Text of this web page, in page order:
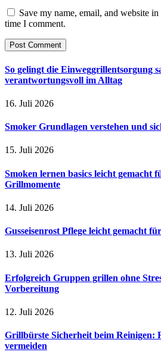
Save my name, email, and website
time I comment.
So gelingt die Einweggrillentsorgung
verantwortungsvoll im Alltag
16. Juli 2026
Smoker Grundlagen verstehen und
15. Juli 2026
Smoken lernen basics leicht gemacht
Grillmomente
14. Juli 2026
Gusseisenrost Pflege leicht gemacht
13. Juli 2026
Erfolgreich Gruppen grillen ohne
Vorbereitung
12. Juli 2026
Grillbürste Sicherheit beim Reinigen:
vermeiden